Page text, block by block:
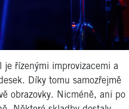
je řízenými improvizacemi a
Díky tomu samozřejmě
obrazovky. Nicméně, ani po